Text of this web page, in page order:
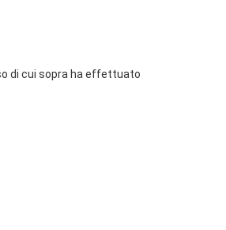
di cui sopra ha effettuato